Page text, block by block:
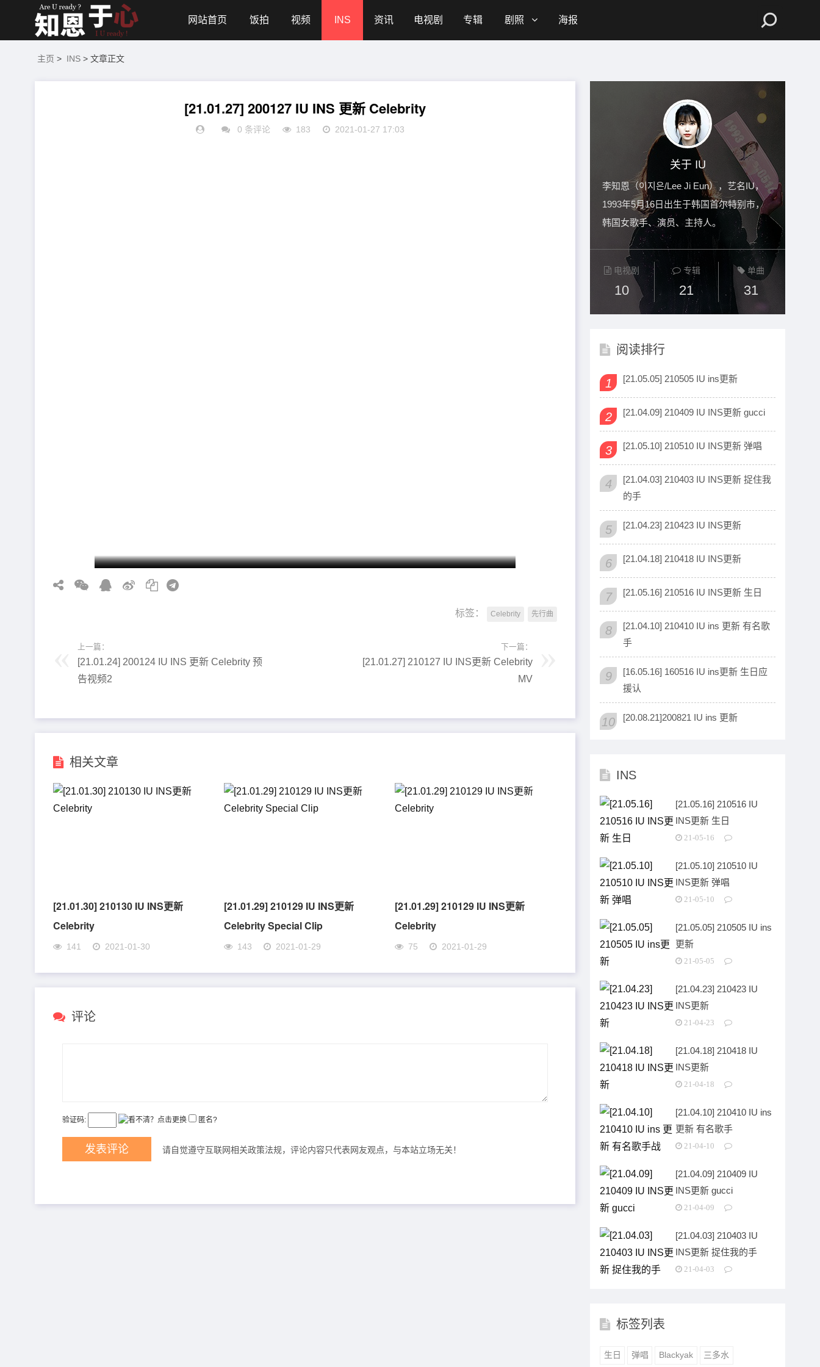
网站首页 饭拍 视频 INS 资讯 电视剧 专辑 剧照 海报
主页 > INS > 文章正文
[21.01.27] 200127 IU INS 更新 Celebrity
0 条评论 183 2021-01-27 17:03
标签： Celebrity 先行曲
上一篇：
[21.01.24] 200124 IU INS 更新 Celebrity 预
告视频2
下一篇：
[21.01.27] 210127 IU INS更新 Celebrity
MV
相关文章
[21.01.30] 210130 IU INS更新
Celebrity
141 2021-01-30
[21.01.29] 210129 IU INS更新
Celebrity Special Clip
143 2021-01-29
[21.01.29] 210129 IU INS更新
Celebrity
75 2021-01-29
评论
验证码: 匿名?
请自觉遵守互联网相关政策法规，评论内容只代表网友观点，与本站立场无关！
关于 IU
李知恩（이지은/Lee Ji Eun），艺名IU，
1993年5月16日出生于韩国首尔特别市，
韩国女歌手、演员、主持人。
电视剧
10
专辑
21
单曲
31
阅读排行
1 [21.05.05] 210505 IU ins更新
2 [21.04.09] 210409 IU INS更新 gucci
3 [21.05.10] 210510 IU INS更新 弹唱
4
[21.04.03] 210403 IU INS更新 捉住我
的手
5 [21.04.23] 210423 IU INS更新
6 [21.04.18] 210418 IU INS更新
7 [21.05.16] 210516 IU INS更新 生日
8
[21.04.10] 210410 IU ins 更新 有名歌
手
9
[16.05.16] 160516 IU ins更新 生日应
援认
10 [20.08.21]200821 IU ins 更新
INS
[21.05.16] 210516 IU
INS更新 生日
21-05-16
[21.05.10] 210510 IU
INS更新 弹唱
21-05-10
[21.05.05] 210505 IU ins
更新
21-05-05
[21.04.23] 210423 IU
INS更新
21-04-23
[21.04.18] 210418 IU
INS更新
21-04-18
[21.04.10] 210410 IU ins
更新 有名歌手
21-04-10
[21.04.09] 210409 IU
INS更新 gucci
21-04-09
[21.04.03] 210403 IU
INS更新 捉住我的手
21-04-03
标签列表
生日 弹唱 Blackyak 三多水